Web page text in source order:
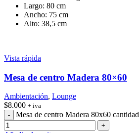
Largo: 80 cm
Ancho: 75 cm
Alto: 38,5 cm
Vista rápida
Mesa de centro Madera 80×60
Ambientación, Lounge
$8.000 + iva
Mesa de centro Madera 80x60 cantidad